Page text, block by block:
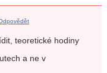
teoretické hodiny
a ne v